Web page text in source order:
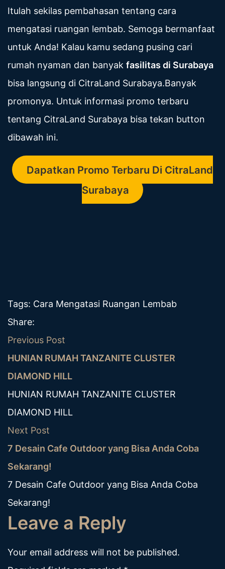
Itulah sekilas pembahasan tentang cara
mengatasi ruangan lembab. Semoga bermanfaat
untuk Anda! Kalau kamu sedang pusing cari
rumah nyaman dan banyak fasilitas di Surabaya
bisa langsung di CitraLand Surabaya.Banyak
promonya. Untuk informasi promo terbaru
tentang CitraLand Surabaya bisa tekan button
dibawah ini.
Dapatkan Promo Terbaru Di CitraLand
Surabaya
Tags: Cara Mengatasi Ruangan Lembab
Share:
Previous Post
HUNIAN RUMAH TANZANITE CLUSTER
DIAMOND HILL
HUNIAN RUMAH TANZANITE CLUSTER
DIAMOND HILL
Next Post
7 Desain Cafe Outdoor yang Bisa Anda Coba
Sekarang!
7 Desain Cafe Outdoor yang Bisa Anda Coba
Sekarang!
Leave a Reply
Your email address will not be published.